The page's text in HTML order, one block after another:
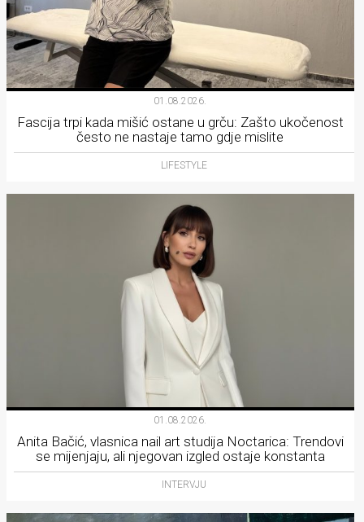
01.08.2026.
Fascija trpi kada mišić ostane u grču: Zašto ukočenost
često ne nastaje tamo gdje mislite
LIFESTYLE
01.08.2026.
Anita Bačić, vlasnica nail art studija Noctarica: Trendovi
se mijenjaju, ali njegovan izgled ostaje konstanta
INTERVJU